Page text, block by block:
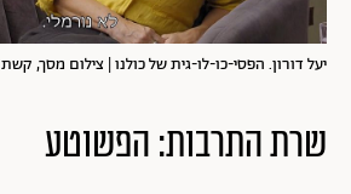
יעל דורון. הפסי-כו-לו-גית של כולנו | צילום מסך, קשת 12
שרת התרבות: הפשוטע